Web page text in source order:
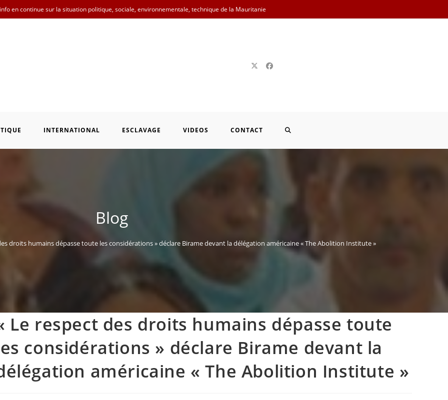
en continue sur la situation politique, sociale, environnementale, technique de la Mauritanie
INTERNATIONAL ESCLAVAGE VIDEOS CONTACT TOGGLE
SEARCH
Blog
droits humains dépasse toute les considérations » déclare Birame devant la délégation américaine « The Abolition Institute »
Le respect des droits humains dépasse toute
considérations » déclare Birame devant la
américaine « The Abolition Institute »